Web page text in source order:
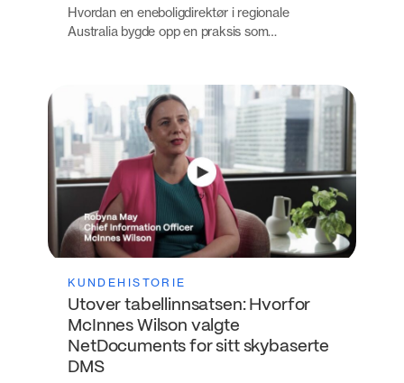
Hvordan en eneboligdirektør i regionale
Australia bygde opp en praksis som…
KUNDEHISTORIE
Utover tabellinnsatsen: Hvorfor
McInnes Wilson valgte
NetDocuments for sitt skybaserte
DMS